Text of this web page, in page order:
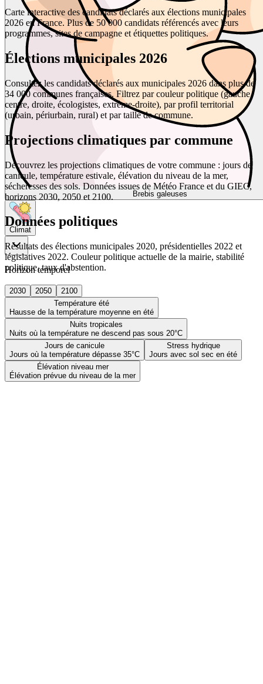
Brebis galeuses
Climat
Horizon temporel
2030 2050
2100
Température été
Hausse de la température moyenne en été
Nuits tropicales
Nuits où la température ne descend pas sous 20°C
Jours de canicule
Jours où la température dépasse 35°C
Stress hydrique
Jours avec sol sec en été
Élévation niveau mer
Élévation prévue du niveau de la mer
Carte interactive des candidats déclarés aux élections municipales
2026 en France. Plus de 50 000 candidats référencés avec leurs
programmes, sites de campagne et étiquettes politiques.
Élections municipales 2026
Consultez les candidats déclarés aux municipales 2026 dans plus de
34 000 communes françaises. Filtrez par couleur politique (gauche,
centre, droite, écologistes, extrême-droite), par profil territorial
(urbain, périurbain, rural) et par taille de commune.
Projections climatiques par commune
Découvrez les projections climatiques de votre commune : jours de
canicule, température estivale, élévation du niveau de la mer,
sécheresses des sols. Données issues de Météo France et du GIEC,
horizons 2030, 2050 et 2100.
Données politiques
Résultats des élections municipales 2020, présidentielles 2022 et
législatives 2022. Couleur politique actuelle de la mairie, stabilité
politique, taux d'abstention.